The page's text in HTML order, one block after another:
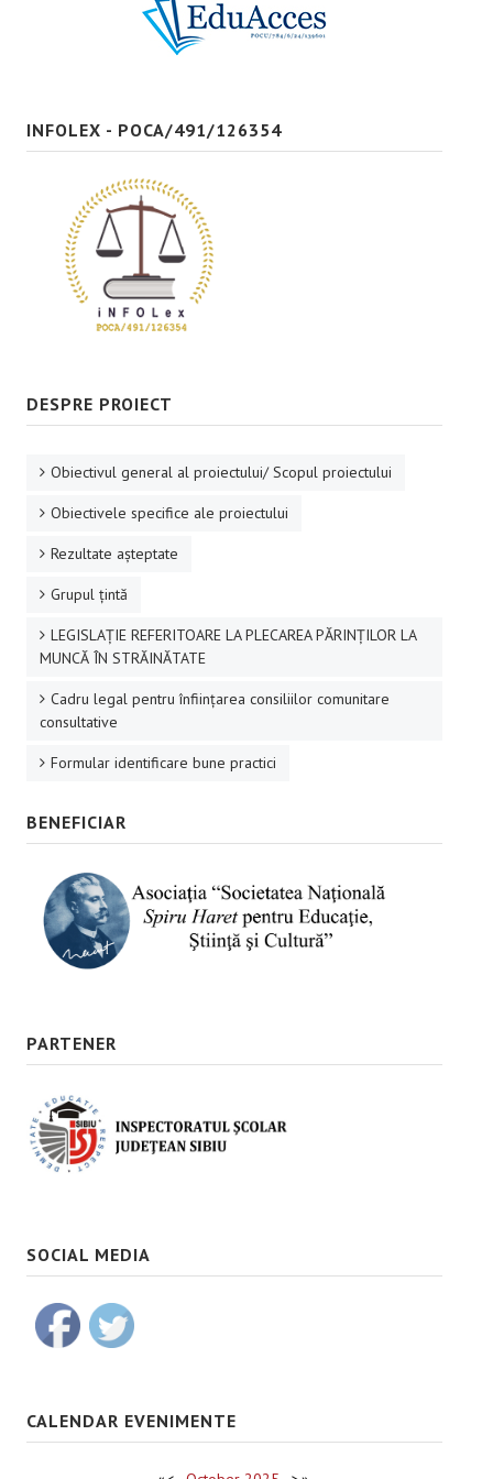
INFOLEX - POCA/491/126354
DESPRE PROIECT
Obiectivul general al proiectului/ Scopul proiectului
Obiectivele specifice ale proiectului
Rezultate aşteptate
Grupul ţintă
LEGISLAȚIE REFERITOARE LA PLECAREA PĂRINȚILOR LA
MUNCĂ ÎN STRĂINĂTATE
Cadru legal pentru înființarea consiliilor comunitare
consultative
Formular identificare bune practici
BENEFICIAR
PARTENER
SOCIAL MEDIA
CALENDAR EVENIMENTE